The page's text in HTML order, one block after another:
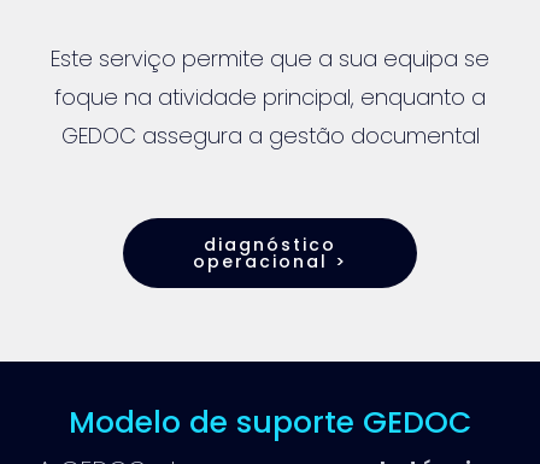
Este serviço permite que a sua equipa se
foque na atividade principal, enquanto a
GEDOC assegura a gestão documental
diagnóstico
operacional >
Modelo de suporte GEDOC